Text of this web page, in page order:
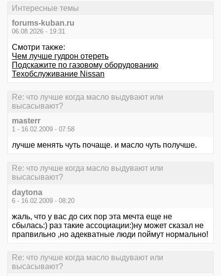
Интересные темы
forums-kuban.ru
06.08.2026 - 19:31
Смотри также:
Чем лучше гудрон отереть
Подскажите по газовому оборудованию
Техобслуживание Nissan
Re: что лучше когда масло выдувают или
высасывают?
masterr
1 - 16.02.2009 - 07:58
лучше менять чуть почаще. и масло чуть получше.
Re: что лучше когда масло выдувают или
высасывают?
daytona
6 - 16.02.2009 - 08:20
жаль, что у вас до сих пор эта мечта еще не
сбылась:) раз такие ассоциации:)ну может сказал не
прапвильно ,но адекватные люди поймут нормально!
Re: что лучше когда масло выдувают или
высасывают?